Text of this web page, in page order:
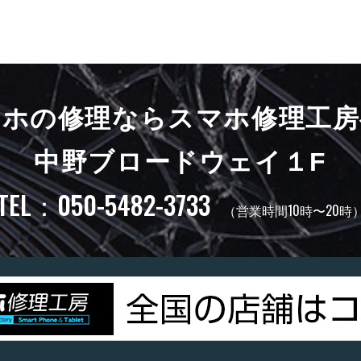
の修理ならスマホ修理工
中野ブロードウェイ１F
：050-5482-3733 （営業時間10時〜20時